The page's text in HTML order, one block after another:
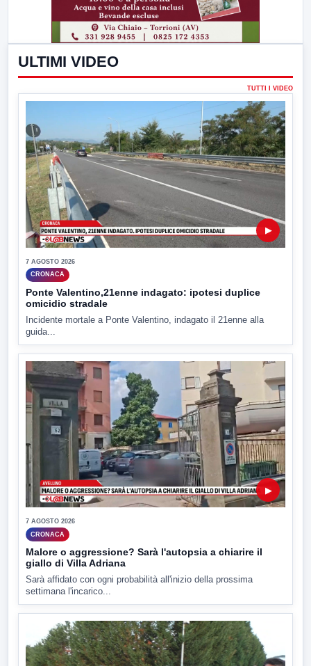
ULTIMI VIDEO
TUTTI I VIDEO
▶
7 AGOSTO 2026
CRONACA
Ponte Valentino,21enne indagato: ipotesi duplice
omicidio stradale
Incidente mortale a Ponte Valentino, indagato il 21enne alla
guida...
▶
7 AGOSTO 2026
CRONACA
Malore o aggressione? Sarà l'autopsia a chiarire il
giallo di Villa Adriana
Sarà affidato con ogni probabilità all'inizio della prossima
settimana l'incarico...